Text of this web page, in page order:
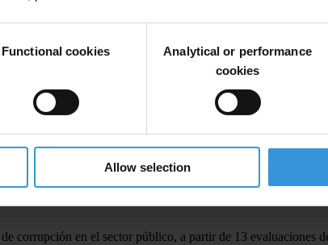
Functional cookies
Analytical or performance
cookies
Allow selection
muestran signos de estancamiento o de retrocesos
a la influencia indebida de intereses particulares,
refleja la necesidad de una mayor integridad
grandes capitales en la financiación de los partidos
corrupción en el sector público, a partir de 13 evaluaciones